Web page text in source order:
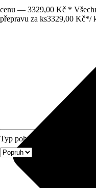
cenu — 3329,00 Kč *
přepravu za ks3329,00 Kč*/
Typ pohonu